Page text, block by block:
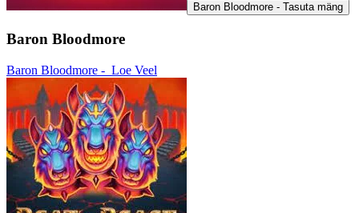
Baron Bloodmore - Tasuta mäng
Baron Bloodmore
Baron Bloodmore - Loe Veel